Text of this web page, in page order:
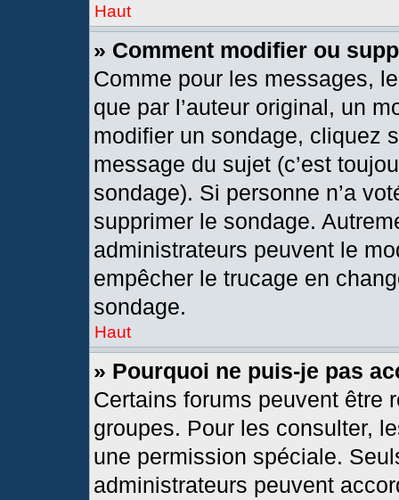
Haut
» Comment modifier ou
Comme pour les messages,
que par l’auteur original, un
modifier un sondage, cliquez
message du sujet (c’est
sondage). Si personne n’a
supprimer le sondage.
administrateurs peuvent le
empêcher le trucage en
sondage.
Haut
» Pourquoi ne puis-je pas
Certains forums peuvent être
groupes. Pour les consulter,
une permission spéciale.
administrateurs peuvent